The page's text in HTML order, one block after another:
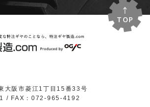
TOP
大阪市菱江1丁目15番33号
/ FAX：072-965-4192